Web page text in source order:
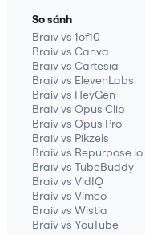
So sánh
Braiv vs 1of10
Braiv vs Canva
Braiv vs Cartesia
Braiv vs ElevenLabs
Braiv vs HeyGen
Braiv vs Opus Clip
Braiv vs Opus Pro
Braiv vs Pikzels
Braiv vs Repurpose.io
Braiv vs TubeBuddy
Braiv vs VidIQ
Braiv vs Vimeo
Braiv vs Wistia
Braiv vs YouTube